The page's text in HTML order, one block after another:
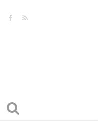
TwitterFacebook
RSS